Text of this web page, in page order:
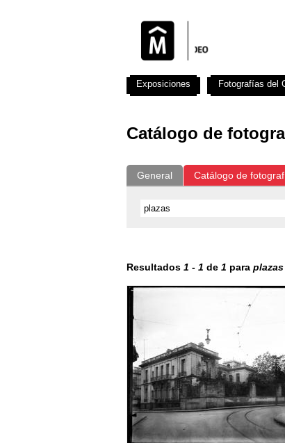
Catálogo de
General Catálogo de
Resultados 1 - 1 de 1 para plazas
Exposiciones Fotografías del